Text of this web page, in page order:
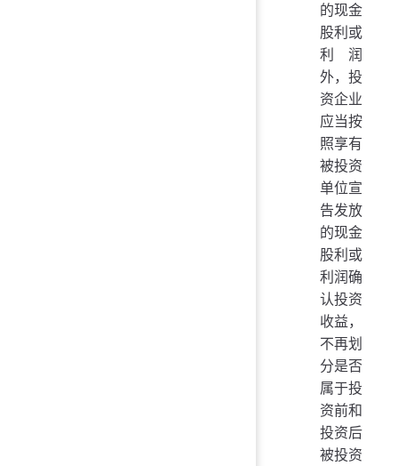
的现金
股利或
利润
外，投
资企业
应当按
照享有
被投资
单位宣
告发放
的现金
股利或
利润确
认投资
收益，
不再划
分是否
属于投
资前和
投资后
被投资